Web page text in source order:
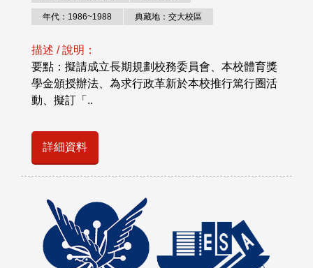
年代：1986~1988 典藏地：交大校區
描述 / 說明：
要點：擬請成立長期規劃校務委員會、本校體育獎
學金頒授辦法、為求行政革新於本校推行篤行圈活
動、擬訂「..
詳細資料